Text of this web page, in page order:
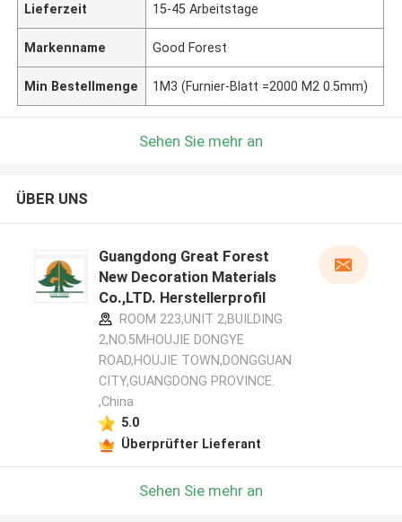
Lieferzeit 15-45 Arbeitstage
Markenname Good Forest
Min Bestellmenge 1M3 (Furnier-Blatt =2000 M2 0.5mm)
Sehen Sie mehr an
ÜBER UNS
Guangdong Great Forest
New Decoration Materials
Co.,LTD. Herstellerprofil
ROOM 223,UNIT 2,BUILDING
2,NO.5MHOUJIE DONGYE
ROAD,HOUJIE TOWN,DONGGUAN
CITY,GUANGDONG PROVINCE.
,China
5.0
Überprüfter Lieferant
Sehen Sie mehr an